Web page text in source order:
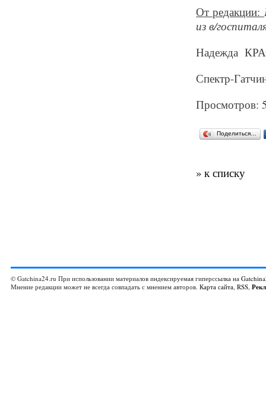
От редакции:
из в/
Надежда
Спектр-
Просмотров:
Поделиться…
» к списку
© Gatchina24.ru При использовании материалов индексируемая гиперссылка на
Мнение редакции может не всегда совпадать с мнением авторов. Карта сайта, RSS,